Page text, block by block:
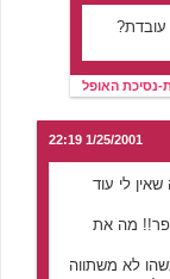
עובדת?
נסיכת האופל
1/25/2001 22:19
לי עוד
מה את
לא משתווה